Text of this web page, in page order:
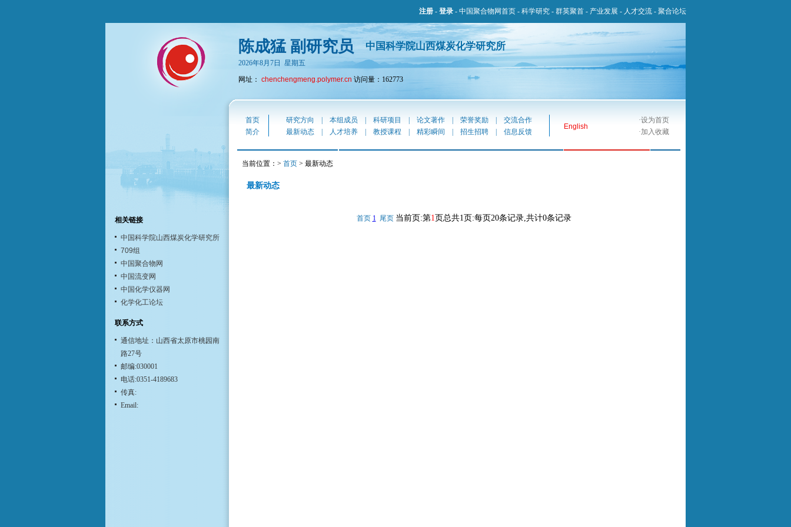
注册 - 登录 - 中国聚合物网首页 - 科学研究 - 群英聚首 - 产业发展 - 人才交流 - 聚合论坛
陈成猛 副研究员 中国科学院山西煤炭化学研究所
2026年8月7日 星期五
网址： chenchengmeng.polymer.cn 访问量：162773
相关链接
中国科学院山西煤炭化学研究所
709组
中国聚合物网
中国流变网
中国化学仪器网
化学化工论坛
联系方式
通信地址：山西省太原市桃园南
路27号
邮编:030001
电话:0351-4189683
传真:
Email:
首页 研究方向 本组成员 科研项目 论文著作 荣誉奖励 交流合作
English
·设为首页
简介
最新动态 人才培养 教授课程 精彩瞬间 招生招聘 信息反馈 ·加入收藏
当前位置：> 首页 > 最新动态
最新动态
首页 1 尾页 当前页:第1页总共1页:每页20条记录,共计0条记录